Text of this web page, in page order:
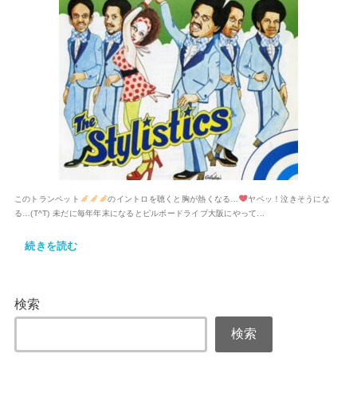
このトランペット のイントロを聴くと胸が熱くなる…
ヤベッ！泣きそうにな
る…(T^T) 未だに毎年年末になるとピルボードライブ大阪にやって...
続きを読む
検索
検索